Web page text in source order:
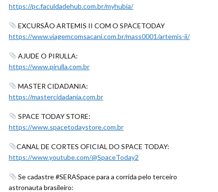
https://pc.faculdadehub.com.br/myhubia/
EXCURSÃO ARTEMIS II COM O SPACETODAY
https://www.viagemcomsacani.com.br/mass0001/artemis-ii/
AJUDE O PIRULLA:
https://www.pirulla.com.br
MASTER CIDADANIA:
https://mastercidadania.com.br
SPACE TODAY STORE:
https://www.spacetodaystore.com.br
CANAL DE CORTES OFICIAL DO SPACE TODAY:
https://www.youtube.com/@SpaceToday2
Se cadastre #SERASpace para a corrida pelo terceiro
astronauta brasileiro: